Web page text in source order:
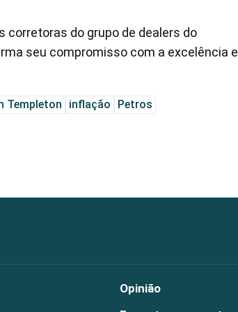
do grupo de dealers do
seu compromisso com a excelência e
Templeton inflação Petros
Opinião